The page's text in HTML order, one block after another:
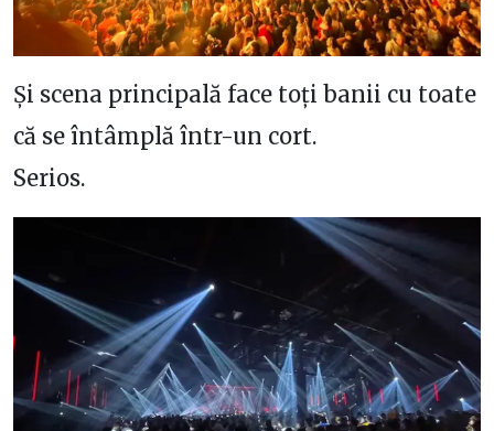
Și scena principală face toți banii cu toate
că se întâmplă într-un cort.
Serios.